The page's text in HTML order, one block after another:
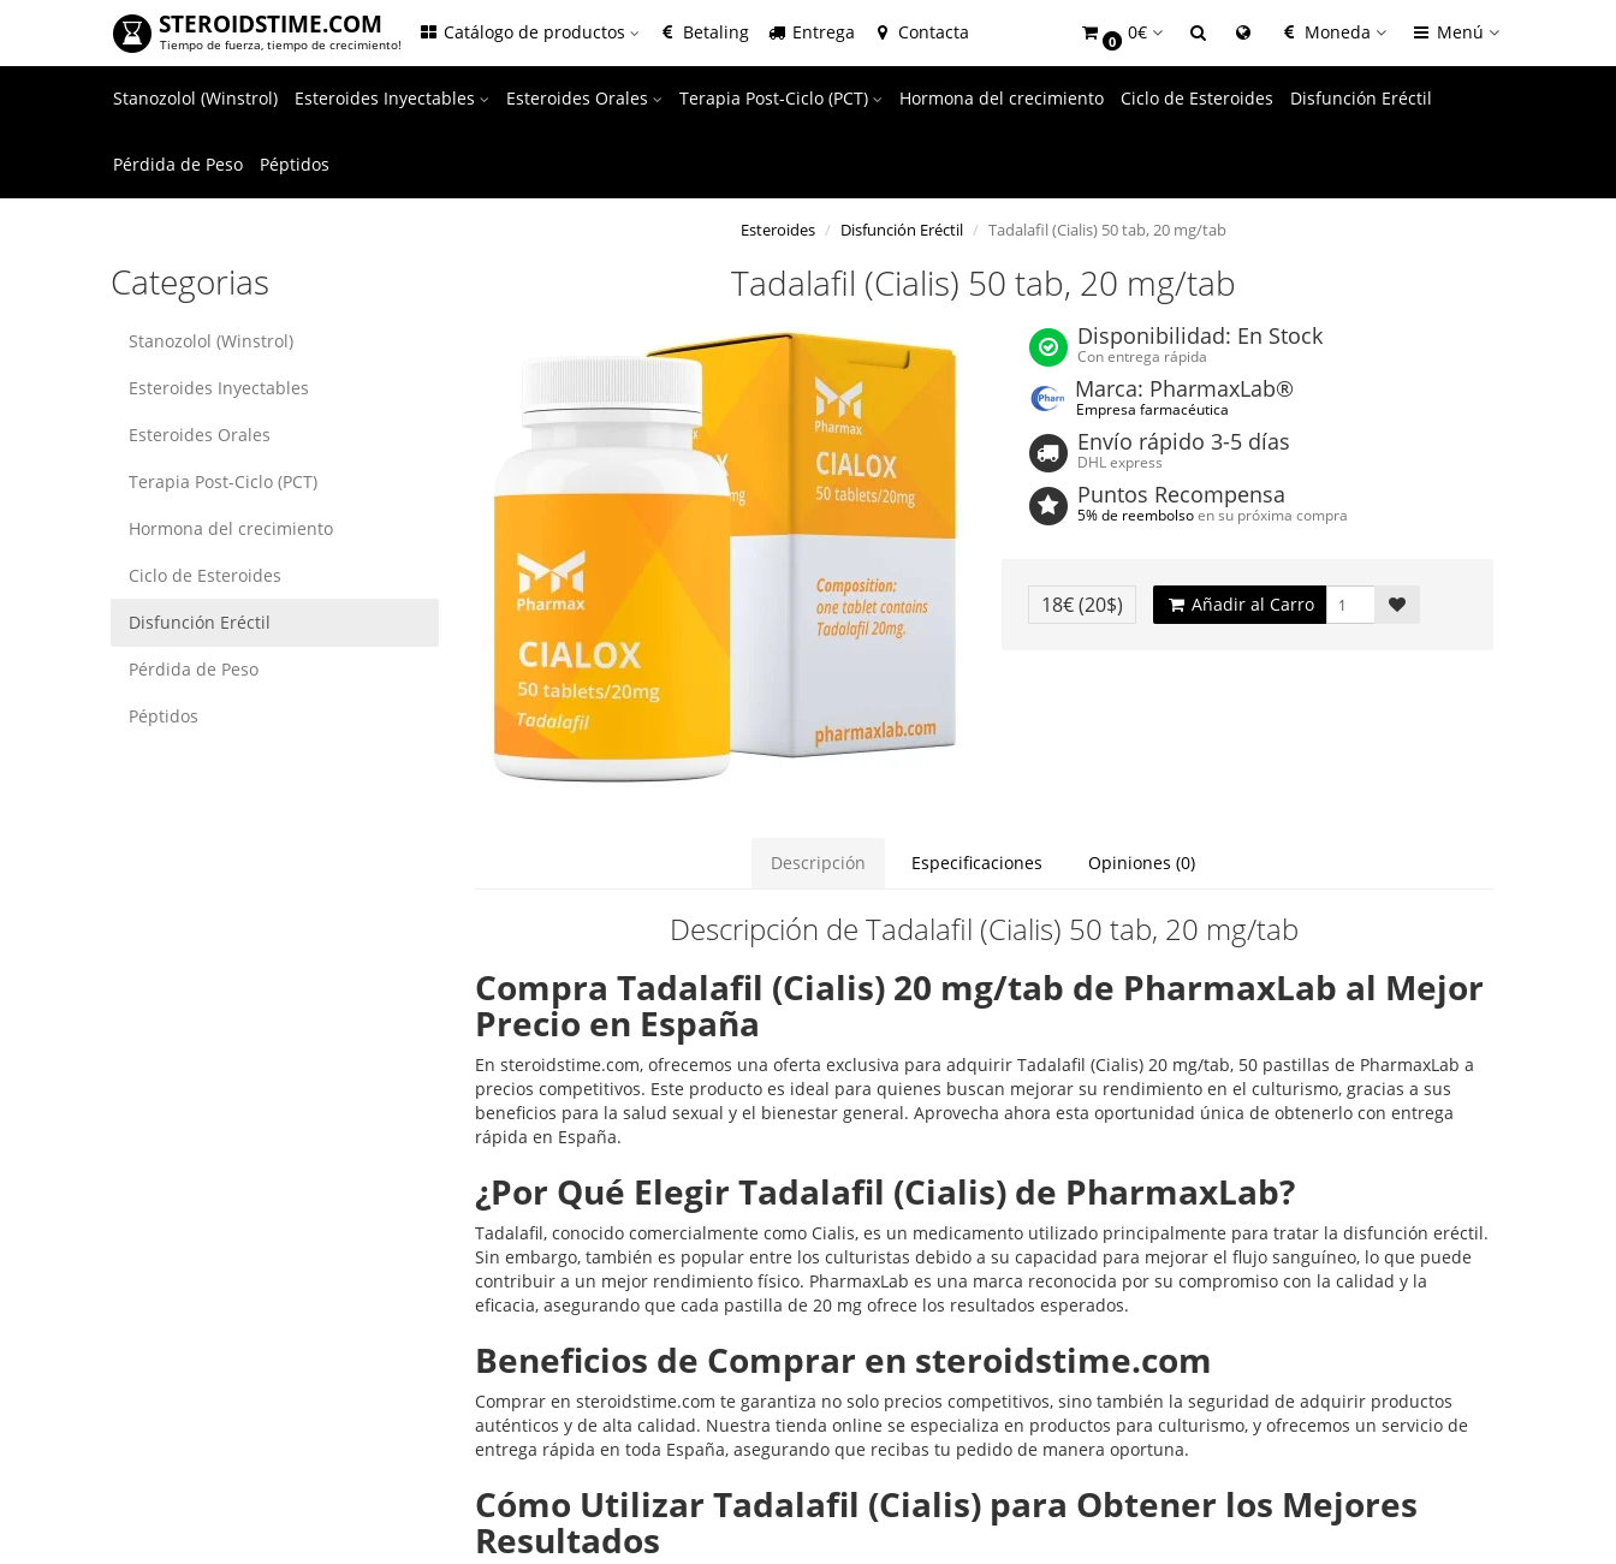
STEROIDSTIME.COM
Tiempo de fuerza, tiempo de crecimiento!
Catálogo de productos Betaling Entrega Contacta 0 0€ Moneda Menú
Stanozolol (Winstrol) Esteroides Inyectables Esteroides Orales Terapia Post-Ciclo (PCT) Hormona del crecimiento Ciclo de Esteroides Disfunción Eréctil
Pérdida de Peso Péptidos
Categorias
Stanozolol (Winstrol)
Esteroides Inyectables
Esteroides Orales
Terapia Post-Ciclo (PCT)
Hormona del crecimiento
Ciclo de Esteroides
Disfunción Eréctil
Pérdida de Peso
Péptidos
Esteroides Disfunción Eréctil Tadalafil (Cialis) 50 tab, 20 mg/tab
Tadalafil (Cialis) 50 tab, 20 mg/tab
Disponibilidad: En Stock
Con entrega rápida
Marca: PharmaxLab®
Empresa farmacéutica
Envío rápido 3-5 días
DHL express
Puntos Recompensa
5% de reembolsoen su próxima compra
18€(20$) Añadir al Carro
Descripción Especificaciones Opiniones (0)
Descripción de Tadalafil (Cialis) 50 tab, 20 mg/tab
Compra Tadalafil (Cialis) 20 mg/tab de PharmaxLab al Mejor
Precio en España
En steroidstime.com, ofrecemos una oferta exclusiva para adquirir Tadalafil (Cialis) 20 mg/tab, 50 pastillas de PharmaxLab a
precios competitivos. Este producto es ideal para quienes buscan mejorar su rendimiento en el culturismo, gracias a sus
beneficios para la salud sexual y el bienestar general. Aprovecha ahora esta oportunidad única de obtenerlo con entrega
rápida en España.
¿Por Qué Elegir Tadalafil (Cialis) de PharmaxLab?
Tadalafil, conocido comercialmente como Cialis, es un medicamento utilizado principalmente para tratar la disfunción eréctil.
Sin embargo, también es popular entre los culturistas debido a su capacidad para mejorar el flujo sanguíneo, lo que puede
contribuir a un mejor rendimiento físico. PharmaxLab es una marca reconocida por su compromiso con la calidad y la
eficacia, asegurando que cada pastilla de 20 mg ofrece los resultados esperados.
Beneficios de Comprar en steroidstime.com
Comprar en steroidstime.com te garantiza no solo precios competitivos, sino también la seguridad de adquirir productos
auténticos y de alta calidad. Nuestra tienda online se especializa en productos para culturismo, y ofrecemos un servicio de
entrega rápida en toda España, asegurando que recibas tu pedido de manera oportuna.
Cómo Utilizar Tadalafil (Cialis) para Obtener los Mejores
Resultados